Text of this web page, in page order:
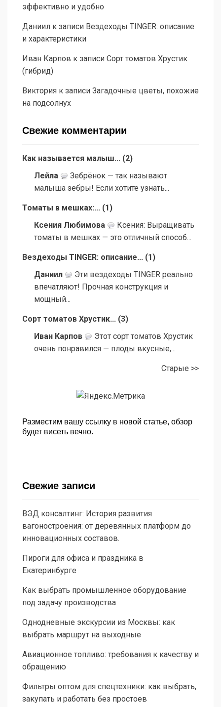
эффективно и удобно
Даниил к записи Вездеходы TINGER: описание
и характеристики
Иван Карпов к записи Сорт томатов Хрустик
(гибрид)
Виктория к записи Загадочные цветы, похожие
на подсолнух
Свежие комментарии
Как называется малыш... (2)
Лейла
Зебрёнок — так называют
малыша зебры! Если хотите узнать...
Томаты в мешках:... (1)
Ксения Любимова
Ксения: Выращивать
томаты в мешках — это отличный способ...
Вездеходы TINGER: описание... (1)
Даниил
Эти вездеходы TINGER реально
впечатляют! Прочная конструкция и
мощный...
Сорт томатов Хрустик... (3)
Иван Карпов
Этот сорт томатов Хрустик
очень понравился — плоды вкусные,...
Старые >>
Разместим вашу ссылку в новой статье, обзор
будет висеть вечно.
Свежие записи
ВЭД консалтинг: История развития
вагоностроения: от деревянных платформ до
инновационных составов.
Пироги для офиса и праздника в
Екатеринбурге
Как выбрать промышленное оборудование
под задачу производства
Однодневные экскурсии из Москвы: как
выбрать маршрут на выходные
Авиационное топливо: требования к качеству и
обращению
Фильтры оптом для спецтехники: как выбрать,
закупать и работать без простоев